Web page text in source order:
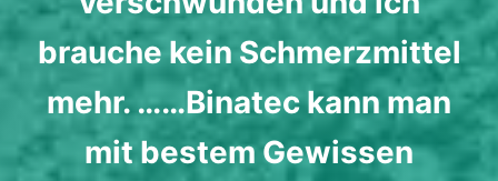
brauche kein Schmerzmittel
mehr. ……Binatec kann man
mit bestem Gewissen